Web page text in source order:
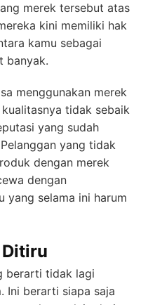
merek tersebut atas
kini memiliki hak
kamu sebagai
banyak.
menggunakan merek
tidak sebaik
yang sudah
yang tidak
dengan merek
dengan
yang selama ini harum
berarti tidak lagi
Ini berarti siapa saja